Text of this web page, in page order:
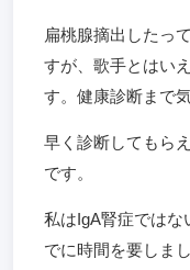
扁桃腺摘出したっ
すが、歌手とはい
す。健康診断まで
早く診断してもら
です。
私はIgA腎症ではな
でに時間を要しま